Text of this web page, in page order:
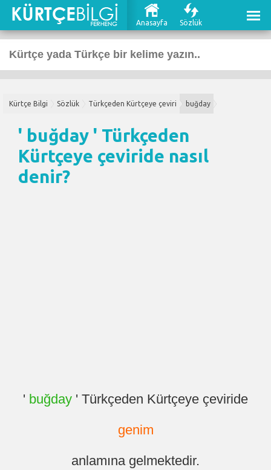
Anasayfa Sözlük
Kürtçe Bilgi Sözlük Türkçeden Kürtçeye çeviri buğday
' buğday ' Türkçeden
Kürtçeye çeviride nasıl
denir?
' buğday ' Türkçeden Kürtçeye çeviride
genim
anlamına gelmektedir.